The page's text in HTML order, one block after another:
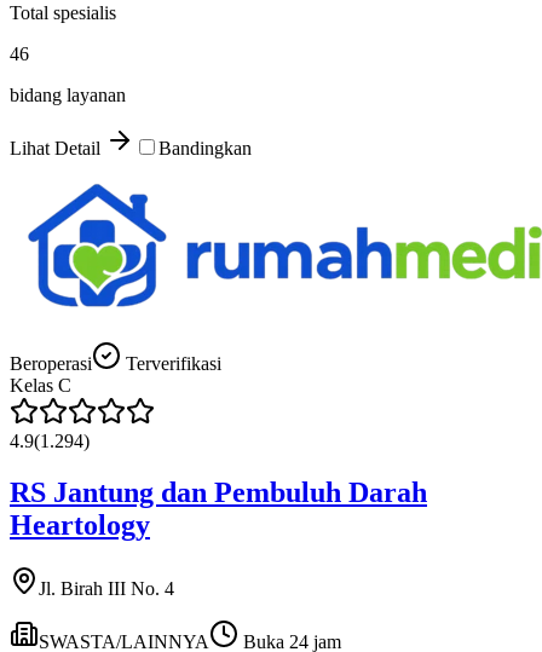
Total spesialis
46
bidang layanan
Lihat Detail Bandingkan
Beroperasi
Terverifikasi
Kelas C
4.9(1.294)
RS Jantung dan Pembuluh Darah
Heartology
Jl. Birah III No. 4
SWASTA/LAINNYA
Buka 24 jam